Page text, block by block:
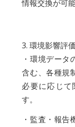
情報交換が可能
3. 環境影響評
・環境デー
含む、各種規
必要に応じて
す。
・監査・報